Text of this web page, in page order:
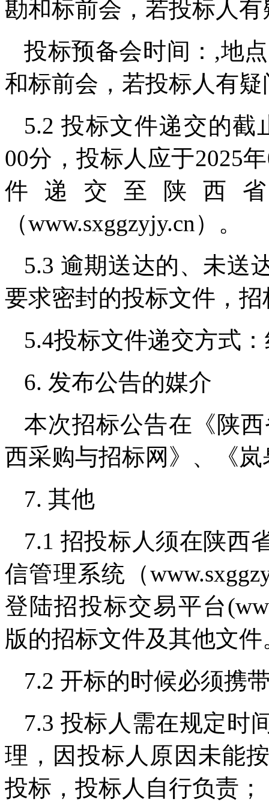
勘和标前会，若投标人
投标预备会时间：,地
和标前会，若投标人有
5.2 投标文件递交的截
00分，投标人应于2025
件递交至陕西
（www.sxggzyjy.cn）。
5.3 逾期送达的、未送
要求密封的投标文件，
5.4投标文件递交方式
6. 发布公告的媒介
本次招标公告在《陕
西采购与招标网》、《
7. 其他
7.1 招投标人须在陕西
信管理系统（
登陆招投标交易平台
版的招标文件及其他文件
7.2 开标的时候必须携
7.3 投标人需在规定时
理，因投标人原因未能
投标，投标人自行负责；